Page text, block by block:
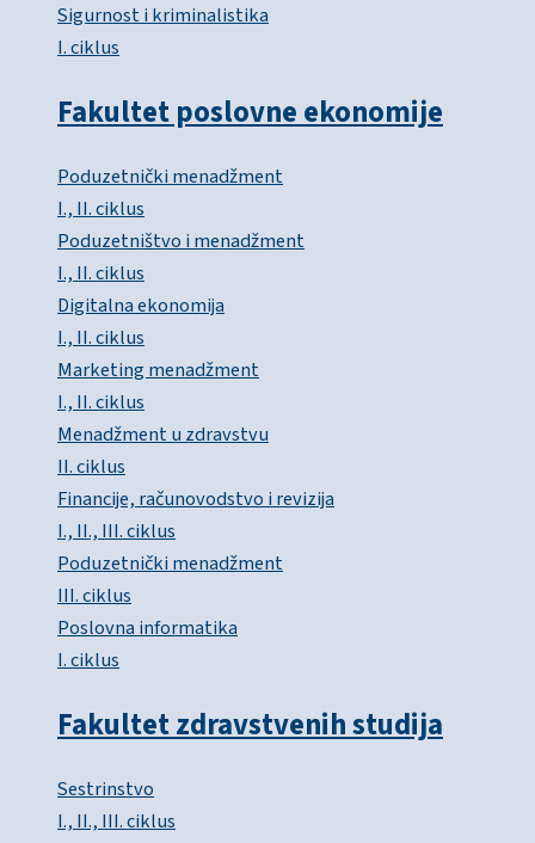
Sigurnost i kriminalistika
I. ciklus
Fakultet poslovne ekonomije
Poduzetnički menadžment
I., II. ciklus
Poduzetništvo i menadžment
I., II. ciklus
Digitalna ekonomija
I., II. ciklus
Marketing menadžment
I., II. ciklus
Menadžment u zdravstvu
II. ciklus
Financije, računovodstvo i revizija
I., II., III. ciklus
Poduzetnički menadžment
III. ciklus
Poslovna informatika
I. ciklus
Fakultet zdravstvenih studija
Sestrinstvo
I., II., III. ciklus